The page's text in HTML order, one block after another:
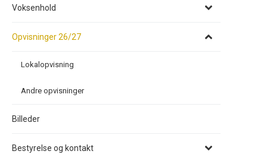
Voksenhold
Opvisninger 26/27
Lokalopvisning
Andre opvisninger
Billeder
Bestyrelse og kontakt